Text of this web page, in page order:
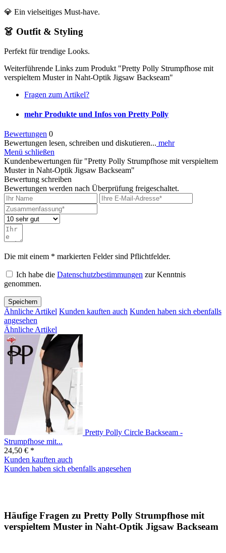
💎 Ein vielseitiges Must-have.
👗 Outfit & Styling
Perfekt für trendige Looks.
Weiterführende Links zum Produkt "Pretty Polly Strumpfhose mit
verspieltem Muster in Naht-Optik Jigsaw Backseam"
Fragen zum Artikel?
mehr Produkte und Infos von Pretty Polly
Bewertungen 0
Bewertungen lesen, schreiben und diskutieren... mehr
Menü schließen
Kundenbewertungen für "Pretty Polly Strumpfhose mit verspieltem
Muster in Naht-Optik Jigsaw Backseam"
Bewertung schreiben
Bewertungen werden nach Überprüfung freigeschaltet.
Die mit einem * markierten Felder sind Pflichtfelder.
Ich habe die Datenschutzbestimmungen zur Kenntnis
genommen.
Speichern
Ähnliche Artikel Kunden kauften auch Kunden haben sich ebenfalls
angesehen
Ähnliche Artikel
Pretty Polly Circle Backseam -
Strumpfhose mit...
24,50 € *
Kunden kauften auch
Kunden haben sich ebenfalls angesehen
Häufige Fragen zu Pretty Polly Strumpfhose mit
verspieltem Muster in Naht-Optik Jigsaw Backseam